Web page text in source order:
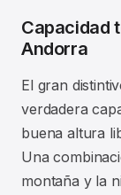
Capacidad
Andorra
El gran
verdadera
buena altura
Una
montaña y la